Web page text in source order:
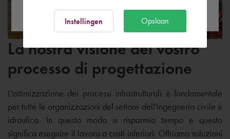
La nostra visione del vostro
processo di progettazione
L'ottimizzazione dei processi infrastrutturali è fondamentale
per tutte le organizzazioni del settore dell'ingegneria civile e
idraulica. In questo modo si risparmia tempo e questo
significa eseguire il lavoro a costi inferiori. Offriamo soluzioni
Instellingen Opslaan